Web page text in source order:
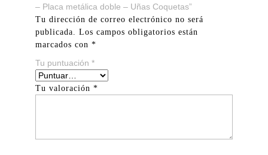
– Placa metálica doble – Uñas Coquetas”
Tu dirección de correo electrónico no será
publicada. Los campos obligatorios están
marcados con *
Tu puntuación *
Tu valoración *